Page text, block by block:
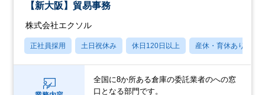
【新大阪】貿易事務
株式会社エクソル
正社員採用 土日祝休み 休日120日以上 産休・育休あり
全国に8か所ある倉庫の委託業者のへの窓
口となる部門です。